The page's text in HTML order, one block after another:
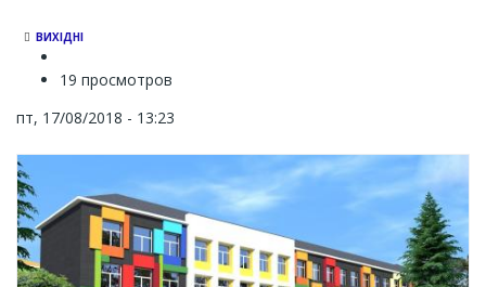
ВИХІДНІ
19 просмотров
пт, 17/08/2018 - 13:23